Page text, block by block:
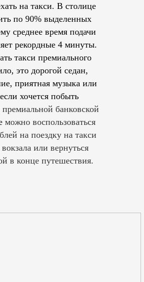
на такси. В столице
по 90% выделенных
среднее время подачи
рекордные 4 минуты.
такси премиального
это дорогой седан,
приятная музыка или
хочется побыть
банковской
можно воспользоваться
на поездку на такси
или вернуться
в конце путешествия.